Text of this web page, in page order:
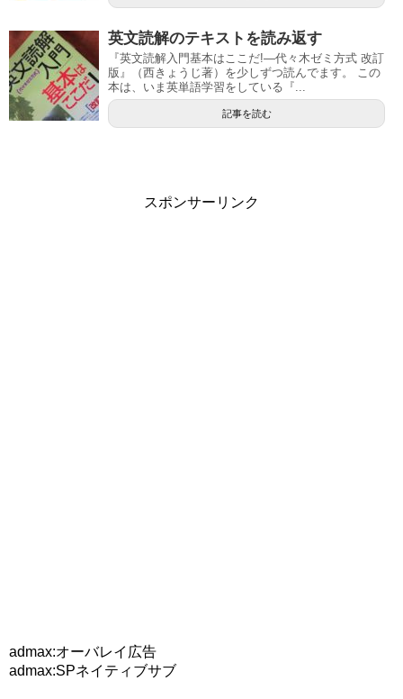
英文読解のテキストを読み返す
『英文読解入門基本はここだ!―代々木ゼミ方式 改訂
版』（西きょうじ著）を少しずつ読んでます。 この
本は、いま英単語学習をしている『...
記事を読む
スポンサーリンク
admax:オーバレイ広告
admax:SPネイティブサブ